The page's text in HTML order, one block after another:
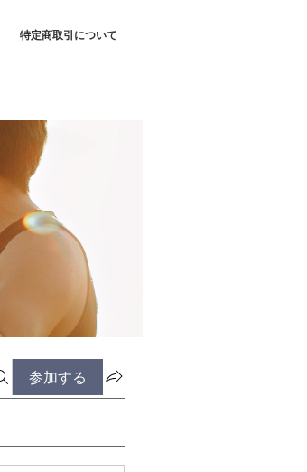
特定商取引について
参加する